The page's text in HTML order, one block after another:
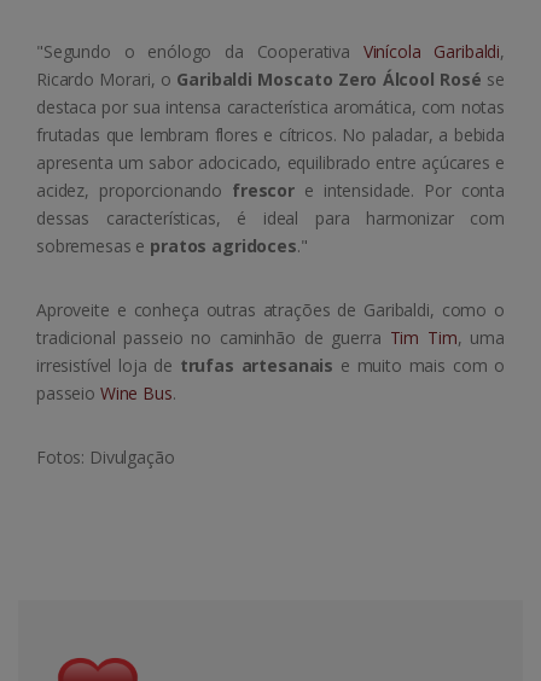
"Segundo o enólogo da Cooperativa Vinícola Garibaldi,
Ricardo Morari, o Garibaldi Moscato Zero Álcool Rosé se
destaca por sua intensa característica aromática, com notas
frutadas que lembram flores e cítricos. No paladar, a bebida
apresenta um sabor adocicado, equilibrado entre açúcares e
acidez, proporcionando frescor e intensidade. Por conta
dessas características, é ideal para harmonizar com
sobremesas e pratos agridoces."
Aproveite e conheça outras atrações de Garibaldi, como o
tradicional passeio no caminhão de guerra Tim Tim, uma
irresistível loja de trufas artesanais e muito mais com o
passeio Wine Bus.
Fotos: Divulgação